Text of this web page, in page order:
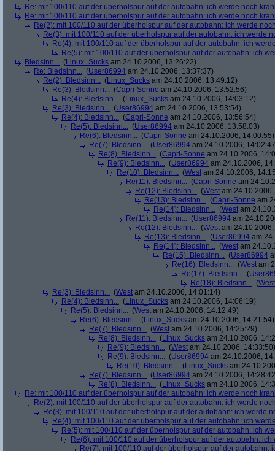
Re: mit 100/110 auf der überholspur auf der autobahn: ich werde noch
Re: mit 100/110 auf der überholspur auf der autobahn: ich werde noch
Re(2): mit 100/110 auf der überholspur auf der autobahn: ich werde
Re(3): mit 100/110 auf der überholspur auf der autobahn: ich werde
Re(4): mit 100/110 auf der überholspur auf der autobahn: ich
Re(5): mit 100/110 auf der überholspur auf der autobahn: ich
Bledsinn... (Linux_Sucks am 24.10.2006, 13:26:22)
Re: Bledsinn... (User86994 am 24.10.2006, 13:37:37)
Re(2): Bledsinn... (Linux_Sucks am 24.10.2006, 13:49:12)
Re(3): Bledsinn... (Capri-Sonne am 24.10.2006, 13:52:56)
Re(4): Bledsinn... (Linux_Sucks am 24.10.2006, 14:03:12)
Re(3): Bledsinn... (User86994 am 24.10.2006, 13:53:54)
Re(4): Bledsinn... (Capri-Sonne am 24.10.2006, 13:56:54)
Re(5): Bledsinn... (User86994 am 24.10.2006, 13:58:03)
Re(6): Bledsinn... (Capri-Sonne am 24.10.2006, 14:00:55)
Re(7): Bledsinn... (User86994 am 24.10.2006,
Re(8): Bledsinn... (Capri-Sonne am 24.10.2006,
Re(9): Bledsinn... (User86994 am 24.10.2006,
Re(10): Bledsinn... (West am 24.10.2006,
Re(11): Bledsinn... (Capri-Sonne am
Re(12): Bledsinn... (West am
Re(13): Bledsinn... (Capri-Sonne am
Re(14): Bledsinn... (West am
Re(11): Bledsinn... (User86994 am
Re(12): Bledsinn... (West am
Re(13): Bledsinn... (User86994 am
Re(14): Bledsinn... (West am
Re(15): Bledsinn... (User86994
Re(16): Bledsinn... (West am
Re(17): Bledsinn... (
Re(18): Bledsinn... (West
Re(3): Bledsinn... (West am 24.10.2006, 14:01:14)
Re(4): Bledsinn... (Linux_Sucks am 24.10.2006, 14:06:19)
Re(5): Bledsinn... (West am 24.10.2006, 14:12:49)
Re(6): Bledsinn... (Linux_Sucks am 24.10.2006, 14:21:54)
Re(7): Bledsinn... (West am 24.10.2006, 14:25:29)
Re(8): Bledsinn... (Linux_Sucks am 24.10.2006,
Re(9): Bledsinn... (West am 24.10.2006, 14:33:50)
Re(9): Bledsinn... (User86994 am 24.10.2006,
Re(10): Bledsinn... (Linux_Sucks am
Re(7): Bledsinn... (User86994 am 24.10.2006,
Re(8): Bledsinn... (Linux_Sucks am 24.10.2006,
Re: mit 100/110 auf der überholspur auf der autobahn: ich werde noch
Re(2): mit 100/110 auf der überholspur auf der autobahn: ich werde
Re(3): mit 100/110 auf der überholspur auf der autobahn: ich werde
Re(4): mit 100/110 auf der überholspur auf der autobahn: ich
Re(5): mit 100/110 auf der überholspur auf der autobahn: ich
Re(6): mit 100/110 auf der überholspur auf der autobahn:
Re(7): mit 100/110 auf der überholspur auf der autobahn: